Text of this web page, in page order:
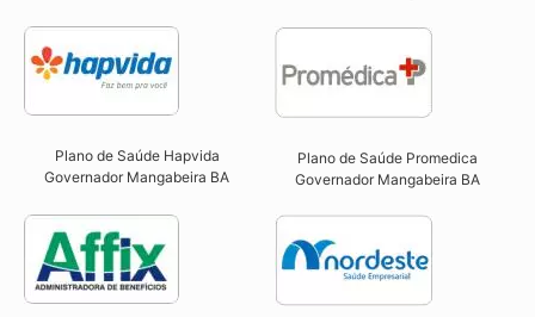
Plano de Saúde Hapvida
Governador Mangabeira BA​
Plano de Saúde Promedica
Governador Mangabeira BA